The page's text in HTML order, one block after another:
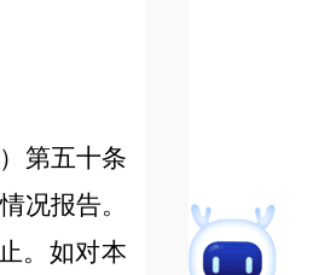
第五十条
况报告。
。如对本